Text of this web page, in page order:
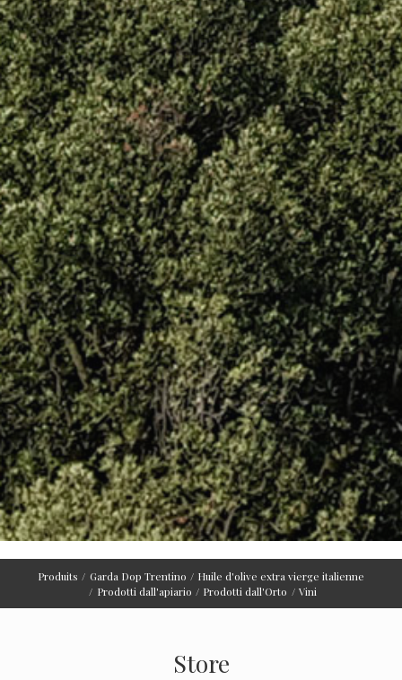
Produits Garda Dop Trentino
Huile d'olive extra vierge italienne
Prodotti dall'apiario
Prodotti dall'Orto Vini
Store